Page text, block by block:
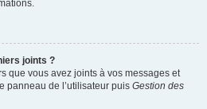
joints ?
que vous avez joints à vos messages et
panneau de l’utilisateur puis Gestion des